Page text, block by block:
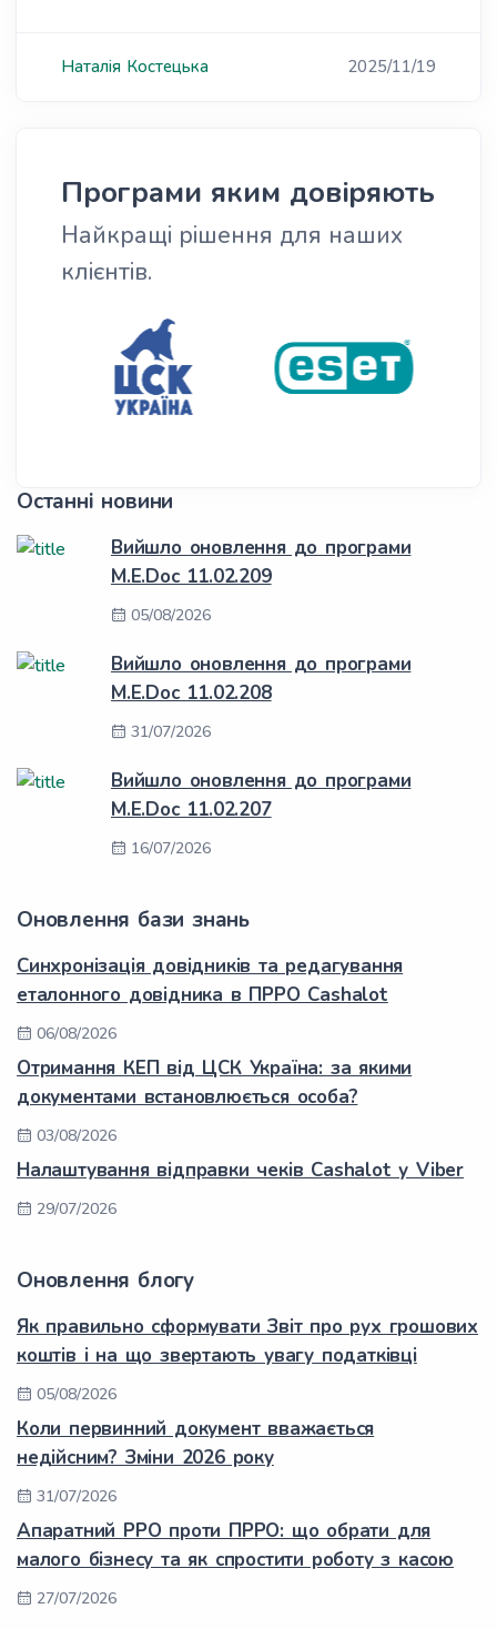
Наталія Костецька 2025/11/19
Програми яким довіряють
Найкращі рішення для наших
клієнтів.
Останні новини
Вийшло оновлення до програми
M.E.Doc 11.02.209
05/08/2026
Вийшло оновлення до програми
M.E.Doc 11.02.208
31/07/2026
Вийшло оновлення до програми
M.E.Doc 11.02.207
16/07/2026
Оновлення бази знань
Синхронізація довідників та редагування
еталонного довідника в ПРРО Cashalot
06/08/2026
Отримання КЕП від ЦСК Україна: за якими
документами встановлюється особа?
03/08/2026
Налаштування відправки чеків Cashalot у Viber
29/07/2026
Оновлення блогу
Як правильно сформувати Звіт про рух грошових
коштів і на що звертають увагу податківці
05/08/2026
Коли первинний документ вважається
недійсним? Зміни 2026 року
31/07/2026
Апаратний РРО проти ПРРО: що обрати для
малого бізнесу та як спростити роботу з касою
27/07/2026